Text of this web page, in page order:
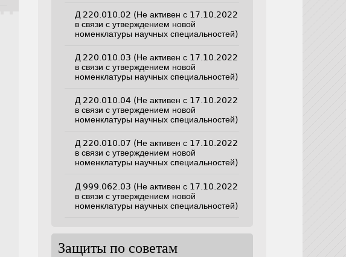
Д 220.010.02 (Не активен с 17.10.2022
в связи с утверждением новой
номенклатуры научных специальностей)
Д 220.010.03 (Не активен с 17.10.2022
в связи с утверждением новой
номенклатуры научных специальностей)
Д 220.010.04 (Не активен с 17.10.2022
в связи с утверждением новой
номенклатуры научных специальностей)
Д 220.010.07 (Не активен с 17.10.2022
в связи с утверждением новой
номенклатуры научных специальностей)
Д 999.062.03 (Не активен с 17.10.2022
в связи с утверждением новой
номенклатуры научных специальностей)
Защиты по советам